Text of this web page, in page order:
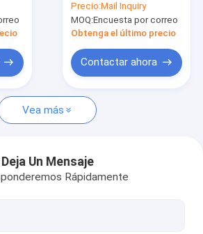
y actuadores
de soldadura
láser UV
de enfriadores industriales
6000 Capacidad de
enfriamiento 3140W
Precio:Mail Inquiry
MOQ:Encuesta por correo
Obtenga el último precio
Contactar ahora
Vea más
Deja Un Mensaje
Rápidamente